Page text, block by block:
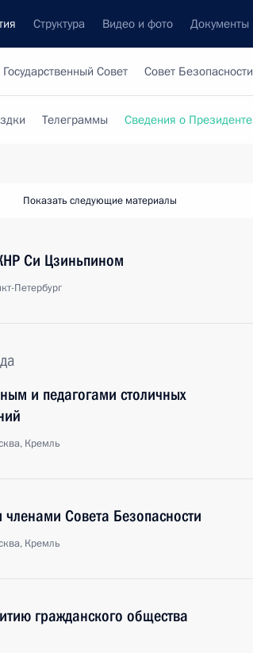
Структура Видео и фото Документы
Государственный Совет Совет Безопасности
Телеграммы Сведения о Президенте
Показать следующие материалы
Си Цзиньпином
Петербург
и педагогами столичных
Кремль
Совета Безопасности
Кремль
гражданского общества